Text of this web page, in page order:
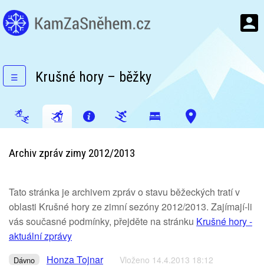
☰ Krušné hory – běžky
Archiv zpráv zimy 2012/2013
Tato stránka je archivem zpráv o stavu běžeckých tratí v
oblasti Krušné hory ze zimní sezóny 2012/2013. Zajímají-li
vás současné podmínky, přejděte na stránku Krušné hory -
aktuální zprávy
Dávno Honza Tojnar Vloženo 14.4.2013 18:12